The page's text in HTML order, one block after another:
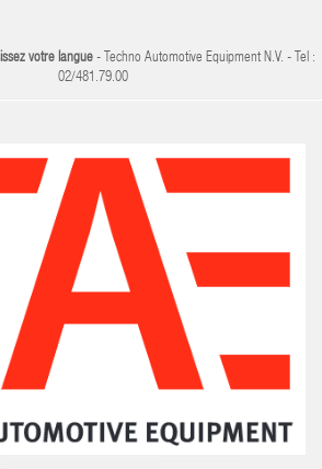
votre langue- Techno Automotive Equipment N.V. - Tel :
02/481.79.00